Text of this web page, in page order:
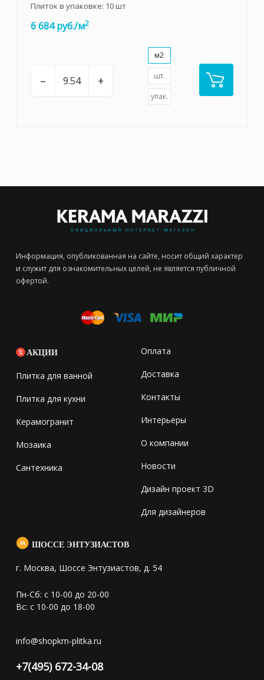
Плиток в упаковке: 10шт
6 684 руб./м2
– +
м2
шт.
упак.
Информация, опубликованная на сайте, носит общий характер
и служит для ознакомительных целей, не является публичной
офертой.
АКЦИИ
Плитка для ванной
Плитка для кухни
Керамогранит
Мозаика
Сантехника
Оплата
Доставка
Контакты
Интерьеры
О компании
Новости
Дизайн проект 3D
Для дизайнеров
ШОССЕ ЭНТУЗИАСТОВ
г. Москва, Шоссе Энтузиастов, д. 54
Пн-Сб: с 10-00 до 20-00
Вс: с 10-00 до 18-00
info@shopkm-plitka.ru
+7(495) 672-34-08